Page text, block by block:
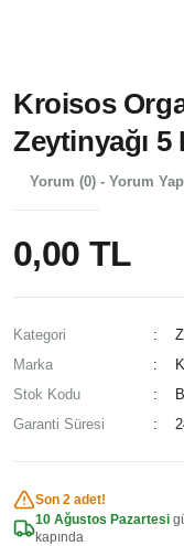
Kroisos
Zeytinyağı 5
Yorum (0) - Yorum Yap
0,00 TL
Kategori
Marka
Stok Kodu
Garanti Süresi
Son 2 adet!
10 Ağustos Pazartesi
kapında